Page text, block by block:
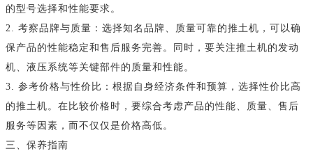
的型号选择和性能要求。
2. 考察品牌与质量：选择知名品牌、质量可靠的推土机，可以确
保产品的性能稳定和售后服务完善。同时，要关注推土机的发动
机、液压系统等关键部件的质量和性能。
3. 参考价格与性价比：根据自身经济条件和预算，选择性价比高
的推土机。在比较价格时，要综合考虑产品的性能、质量、售后
服务等因素，而不仅仅是价格高低。
三、保养指南